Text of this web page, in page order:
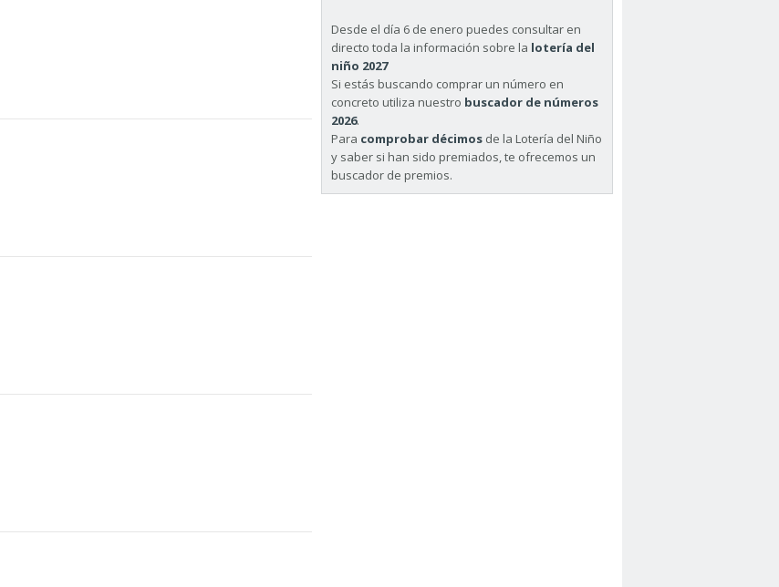
Desde el día 6 de enero puedes consultar en
directo toda la información sobre la lotería del
niño 2027
Si estás buscando comprar un número en
concreto utiliza nuestro buscador de números
2026.
Para comprobar décimos de la Lotería del Niño
y saber si han sido premiados, te ofrecemos un
buscador de premios.